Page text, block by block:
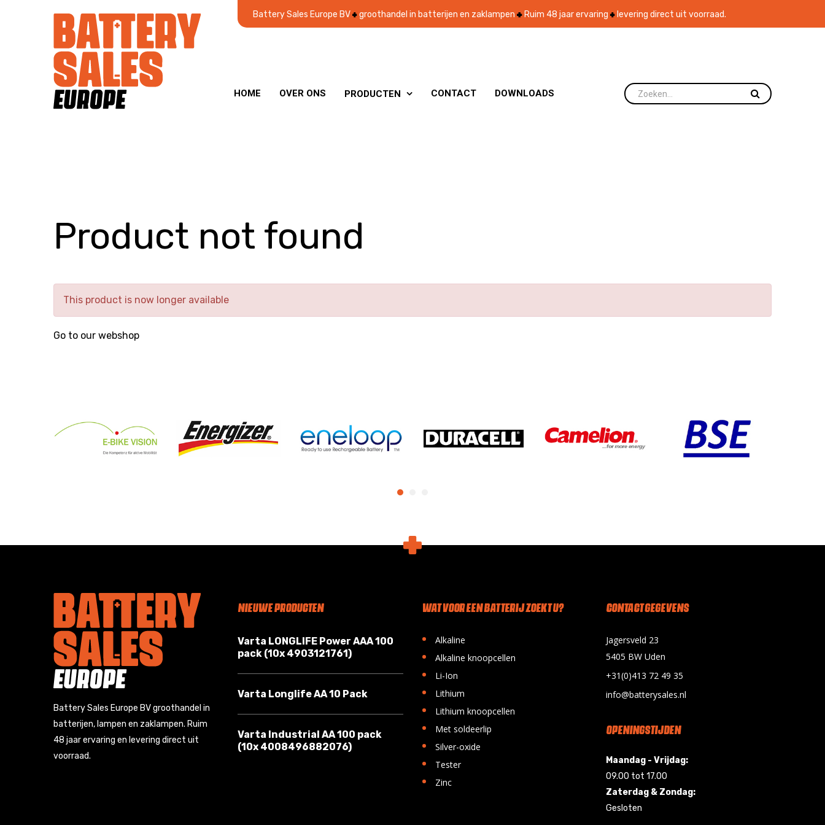
Battery Sales Europe BV groothandel in batterijen en zaklampen Ruim 48 jaar ervaring levering direct uit voorraad.
HOME OVER ONS PRODUCTEN  CONTACT DOWNLOADS
Product not found
This product is now longer available
Go to our webshop
Battery Sales Europe BV groothandel in
batterijen, lampen en zaklampen. Ruim
48 jaar ervaring en levering direct uit
voorraad.
NIEUWE PRODUCTEN
Varta LONGLIFE Power AAA 100
pack (10x 4903121761)
Varta Longlife AA 10 Pack
Varta Industrial AA 100 pack
(10x 4008496882076)
WAT VOOR EEN BATTERIJ ZOEKT U?
• Alkaline
• Alkaline knoopcellen
• Li-Ion
• Lithium
• Lithium knoopcellen
• Met soldeerlip
• Silver-oxide
• Tester
• Zinc
CONTACT GEGEVENS
Jagersveld 23
5405 BW Uden
+31(0)413 72 49 35
info@batterysales.nl
OPENINGSTIJDEN
Maandag - Vrijdag:
09.00 tot 17.00
Zaterdag & Zondag:
Gesloten